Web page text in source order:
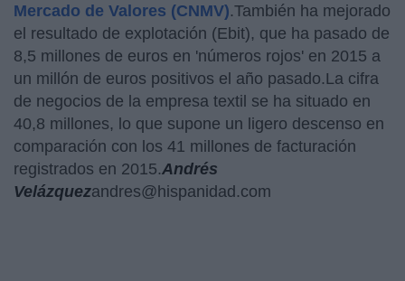
Mercado de Valores (CNMV).También ha mejorado
el resultado de explotación (Ebit), que ha pasado de
8,5 millones de euros en 'números rojos' en 2015 a
un millón de euros positivos el año pasado.La cifra
de negocios de la empresa textil se ha situado en
40,8 millones, lo que supone un ligero descenso en
comparación con los 41 millones de facturación
registrados en 2015.Andrés
Velázquezandres@hispanidad.com